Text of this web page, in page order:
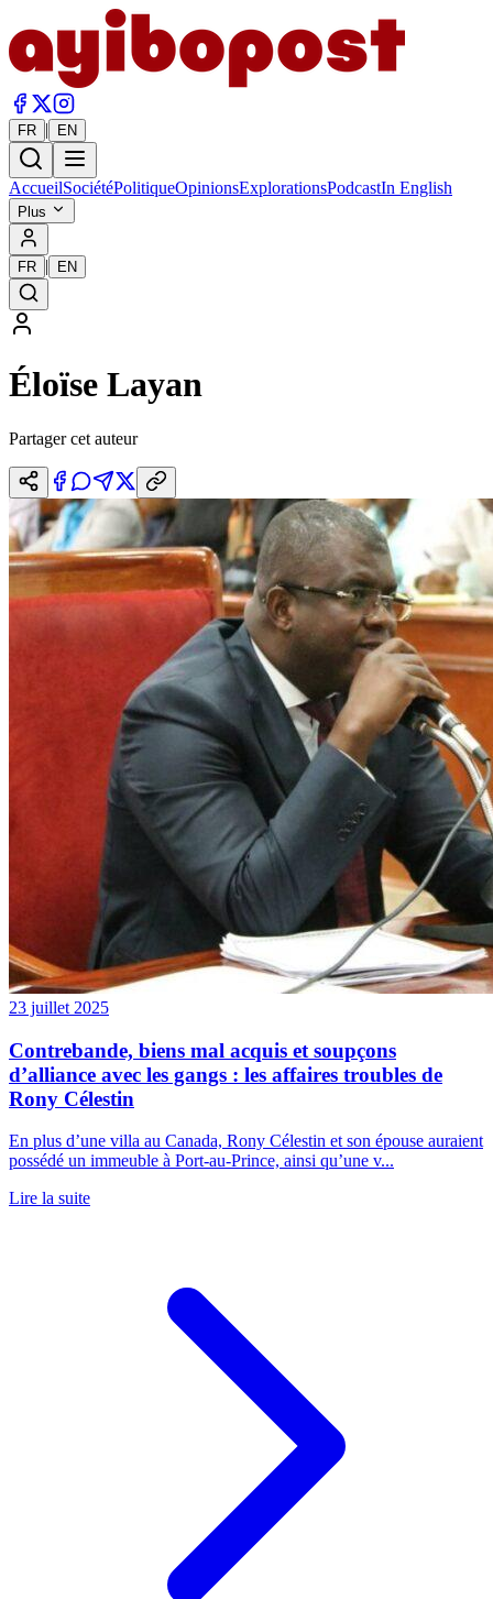
FR | EN
AccueilSociétéPolitiqueOpinionsExplorationsPodcastIn English
Plus
FR | EN
Éloïse Layan
Partager cet auteur
23 juillet 2025
Contrebande, biens mal acquis et soupçons
d’alliance avec les gangs : les affaires troubles de
Rony Célestin
En plus d’une villa au Canada, Rony Célestin et son épouse auraient
possédé un immeuble à Port-au-Prince, ainsi qu’une v...
Lire la suite